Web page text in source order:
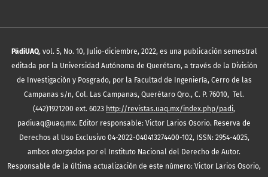
PädiUAQ, vol. 5, No. 10, Julio-diciembre, 2022, es una publicación semestral
editada por la Universidad Autónoma de Querétaro, a través de la División
de Investigación y Posgrado, por la Facultad de Ingeniería, Cerro de las
Campanas s/n, Col. Las Campanas, Querétaro Qro., C. P. 76010, Tel.
(442)1921200 ext. 6023 http://revistas.uaq.mx/index.php/padi,
padiuaq@uaq.mx. Editor responsable: Victor Larios Osorio. Reserva de
Derechos al Uso Exclusivo 04-2022-040413274400-102, ISSN: 2954-4025,
ambos otorgados por el Instituto Nacional del Derecho de Autor.
Responsable de la última actualización de este número: Victor Larios Osorio,